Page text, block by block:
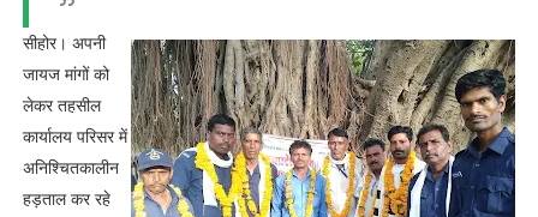
सीहोर। अपनी
जायज मांगों को
लेकर तहसील
कार्यालय परिसर में
अनिश्चितकालीन
हड़ताल कर रहे